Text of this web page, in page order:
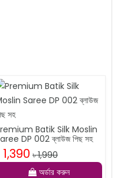
Batik Silk Moslin
DP 002 ব্লাউজ পিছ সহ
1,390 ৳ 1,990
অর্ডার করুন